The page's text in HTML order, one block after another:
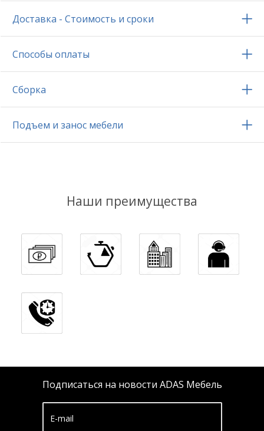
Доставка - Стоимость и сроки
Способы оплаты
Сборка
Подъем и занос мебели
Наши преимущества
Подписаться на новости ADAS Мебель
E-mail